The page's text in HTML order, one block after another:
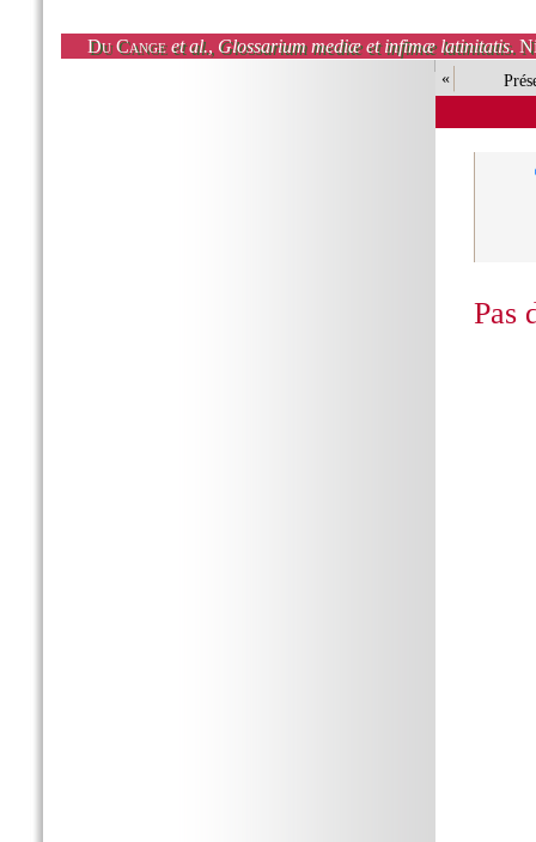
Du Cange et al., Glossarium mediæ et infimæ latinitatis.
«
Pas